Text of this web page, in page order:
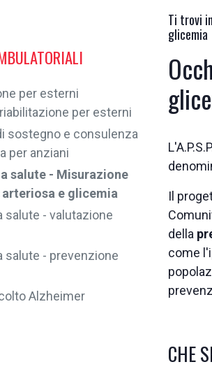
Ti trovi
glicemia
Il
della
come
CHE
per esterni
per esterni
sostegno e consulenza
per anziani
salute - Misurazione
arteriosa e glicemia
salute - valutazione
salute - prevenzione
Alzheimer